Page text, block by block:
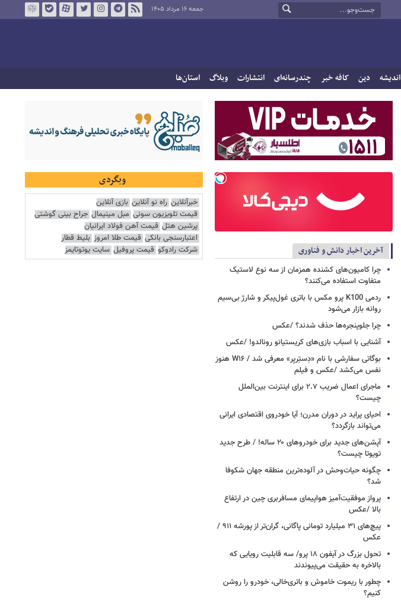
جمعه ۱۶ مرداد ۱۴۰۵
اندیشه دین کافه خبر چندرسانه‌ای انتشارات وبلاگ استان‌ها
آخرین اخبار دانش و فناوری
چرا کامیون‌های کشنده همزمان از سه نوع لاستیک
متفاوت استفاده می‌کنند؟
ردمی K100 پرو مکس با باتری غول‌پیکر و شارژ بی‌سیم
روانه بازار می‌شود
چرا جلوپنجره‌ها حذف شدند؟ /عکس
آشنایی با اسباب‌ بازی‌های کریستیانو رونالدو! /عکس
بوگاتی سفارشی با نام «دِستِریِر» معرفی شد / W۱۶ هنوز
نفس می‌کشد /عکس و فیلم
ماجرای اعمال ضریب ۲.۷ برای اینترنت بین‌الملل
چیست؟
احیای پراید در دوران مدرن؛ آیا خودروی اقتصادی ایرانی
می‌تواند بازگردد؟
آپشن‌های جدید برای خودروهای ۲۰ ساله! / طرح جدید
تویوتا چیست؟
چگونه حیات‌وحش در آلوده‌ترین منطقه جهان شکوفا
شد؟
پرواز موفقیت‌آمیز هواپیمای مسافربری چین در ارتفاع
بالا /عکس
پیچ‌های ۳۱ میلیارد تومانی پاگانی، گران‌تر از پورشه ۹۱۱ /
عکس
تحول بزرگ در آیفون ۱۸ پرو/ سه قابلیت رویایی که
بالاخره به حقیقت می‌پیوندند
چطور با ریموت خاموش و باتری‌خالی، خودرو را روشن
کنیم؟
وبگردی
خبرآنلاین راه نو آنلاین بازی آنلاین
قیمت تلویزیون سونی مبل مینیمال جراح بینی گوشتی
پرشین هتل قیمت آهن فولاد ایرانیان
اعتبارسنجی بانکی قیمت طلا امروز بلیط قطار
شرکت رادوکو قیمت پروفیل سایت یوتوتایمز